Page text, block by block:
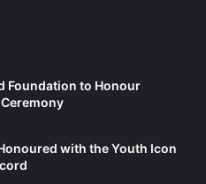
Foundation to Honour
with the Youth Icon